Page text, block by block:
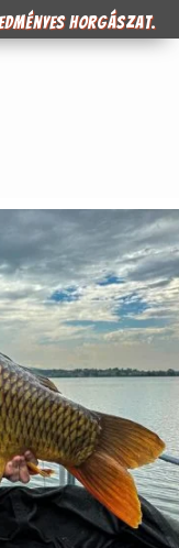
horgászat.